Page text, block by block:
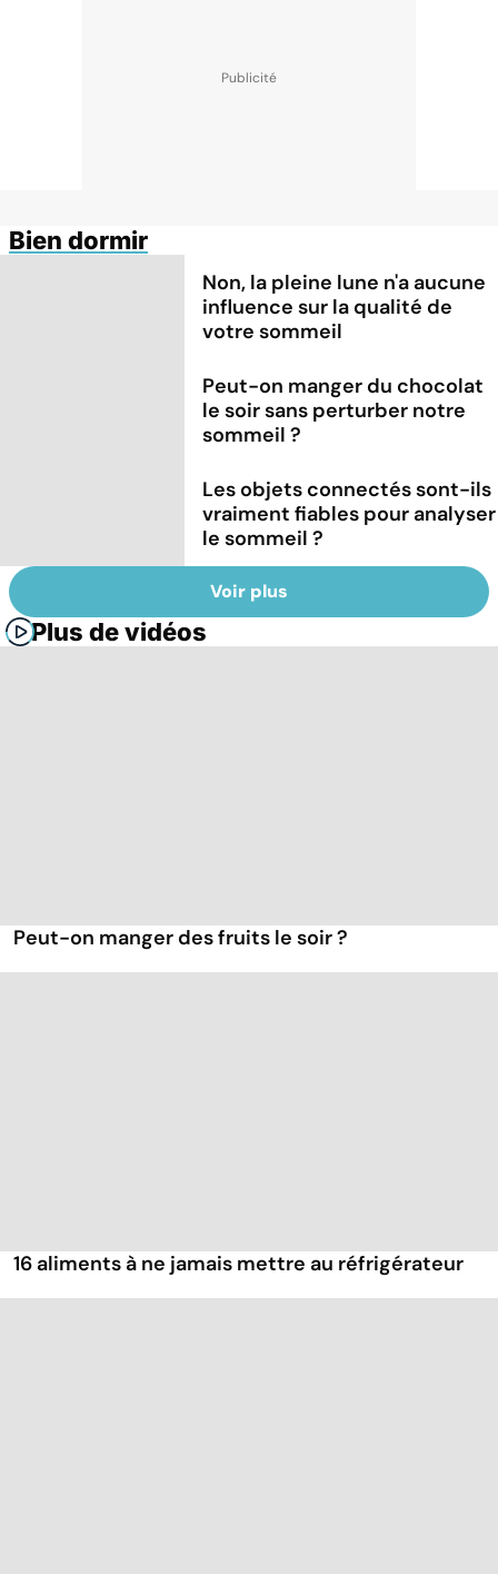
Bien dormir
Non, la pleine lune n'a aucune
influence sur la qualité de
votre sommeil
Peut-on manger du chocolat
le soir sans perturber notre
sommeil ?
Les objets connectés sont-ils
vraiment fiables pour analyser
le sommeil ?
Voir plus
Plus de vidéos
Peut-on manger des fruits le soir ?
16 aliments à ne jamais mettre au réfrigérateur